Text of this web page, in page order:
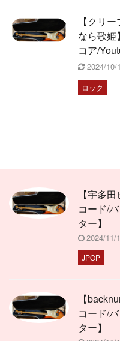
【クリ
なら歌姫
コア/
2024/10/
ロック
【宇多
コード/
ター】
2024/11/
JPOP
【
コード/
ター】